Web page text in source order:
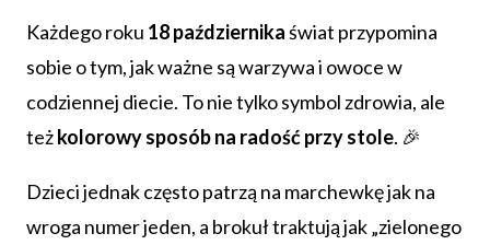
Każdego roku 18 październikaświat przypomina
sobie o tym, jak ważne są warzywa i owoce w
codziennej diecie. To nie tylko symbol zdrowia, ale
teżkolorowy sposób na radość przy stole. 🎉
Dzieci jednak często patrzą na marchewkę jak na
wroga numer jeden, a brokuł traktują jak „zielonego